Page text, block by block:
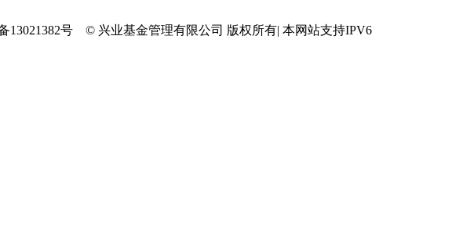
13021382号 © 兴业基金管理有限公司 版权所有| 本网站支持IPV6